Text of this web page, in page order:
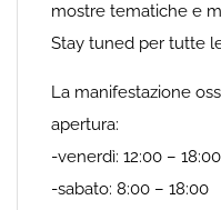
mostre tematiche e
Stay tuned per tutte
La manifestazione
apertura:
-venerdì: 12:00 – 18:00
-sabato: 8:00 – 18:00